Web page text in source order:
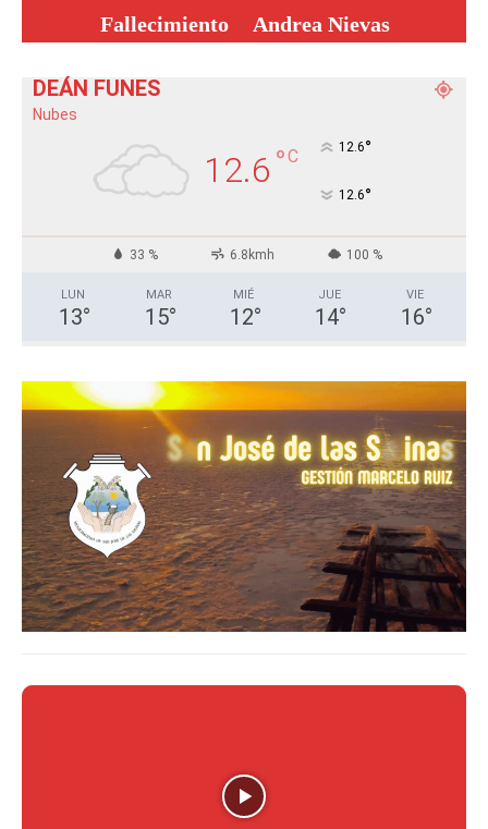
Fallecimiento
Andrea Nievas
DEÁN FUNES
Nubes
12.6 °C 12.6°
12.6°
33 % 6.8kmh 100 %
LUN
13°
MAR
15°
MIÉ
12°
JUE
14°
VIE
16°